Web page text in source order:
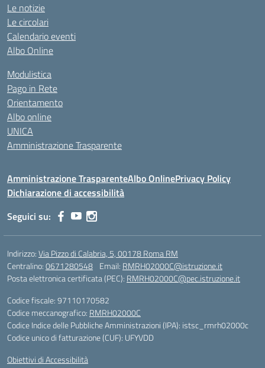
Le notizie
Le circolari
Calendario eventi
Albo Online
Modulistica
Pago in Rete
Orientamento
Albo online
UNICA
Amministrazione Trasparente
Amministrazione TrasparenteAlbo OnlinePrivacy Policy
Dichiarazione di accessibilità
Seguici su:
Indirizzo:Via Pizzo di Calabria, 5, 00178 Roma RM
Centralino:0671280548 Email: RMRH02000C@istruzione.it
Posta elettronica certificata (PEC): RMRH02000C@pec.istruzione.it
Codice fiscale: 97110170582
Codice meccanografico: RMRH02000C
Codice Indice delle Pubbliche Amministrazioni (IPA): istsc_rmrh02000c
Codice unico di fatturazione (CUF): UFYVDD
Obiettivi di Accessibilità